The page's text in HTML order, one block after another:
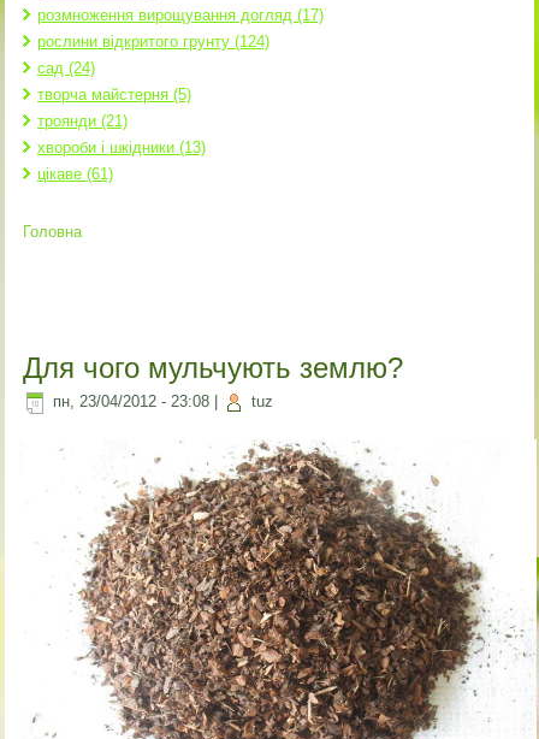
розмноження вирощування догляд (17)
рослини відкритого грунту (124)
сад (24)
творча майстерня (5)
троянди (21)
хвороби і шкідники (13)
цікаве (61)
Ви є тут
Головна
Для чого мульчують землю?
пн, 23/04/2012 - 23:08 tuz